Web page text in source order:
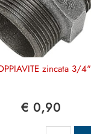
zincata 3/4"
€ 0,90